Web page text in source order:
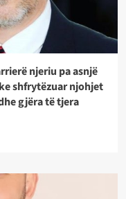
njeriu pa asnjë
shfrytëzuar njohjet
gjëra të tjera